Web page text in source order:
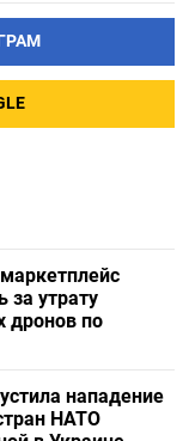
за утрату
дронов по
нападение
НАТО